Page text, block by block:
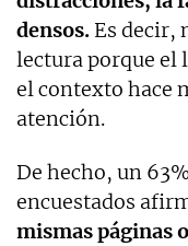
densos. Es decir,
lectura porque el
el contexto hace
atención.
De hecho, un
encuestados
mismas páginas